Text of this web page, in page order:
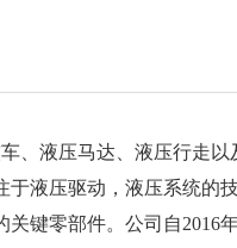
液压马达、液压行走以
液压驱动，液压系统的
键零部件。公司自2016